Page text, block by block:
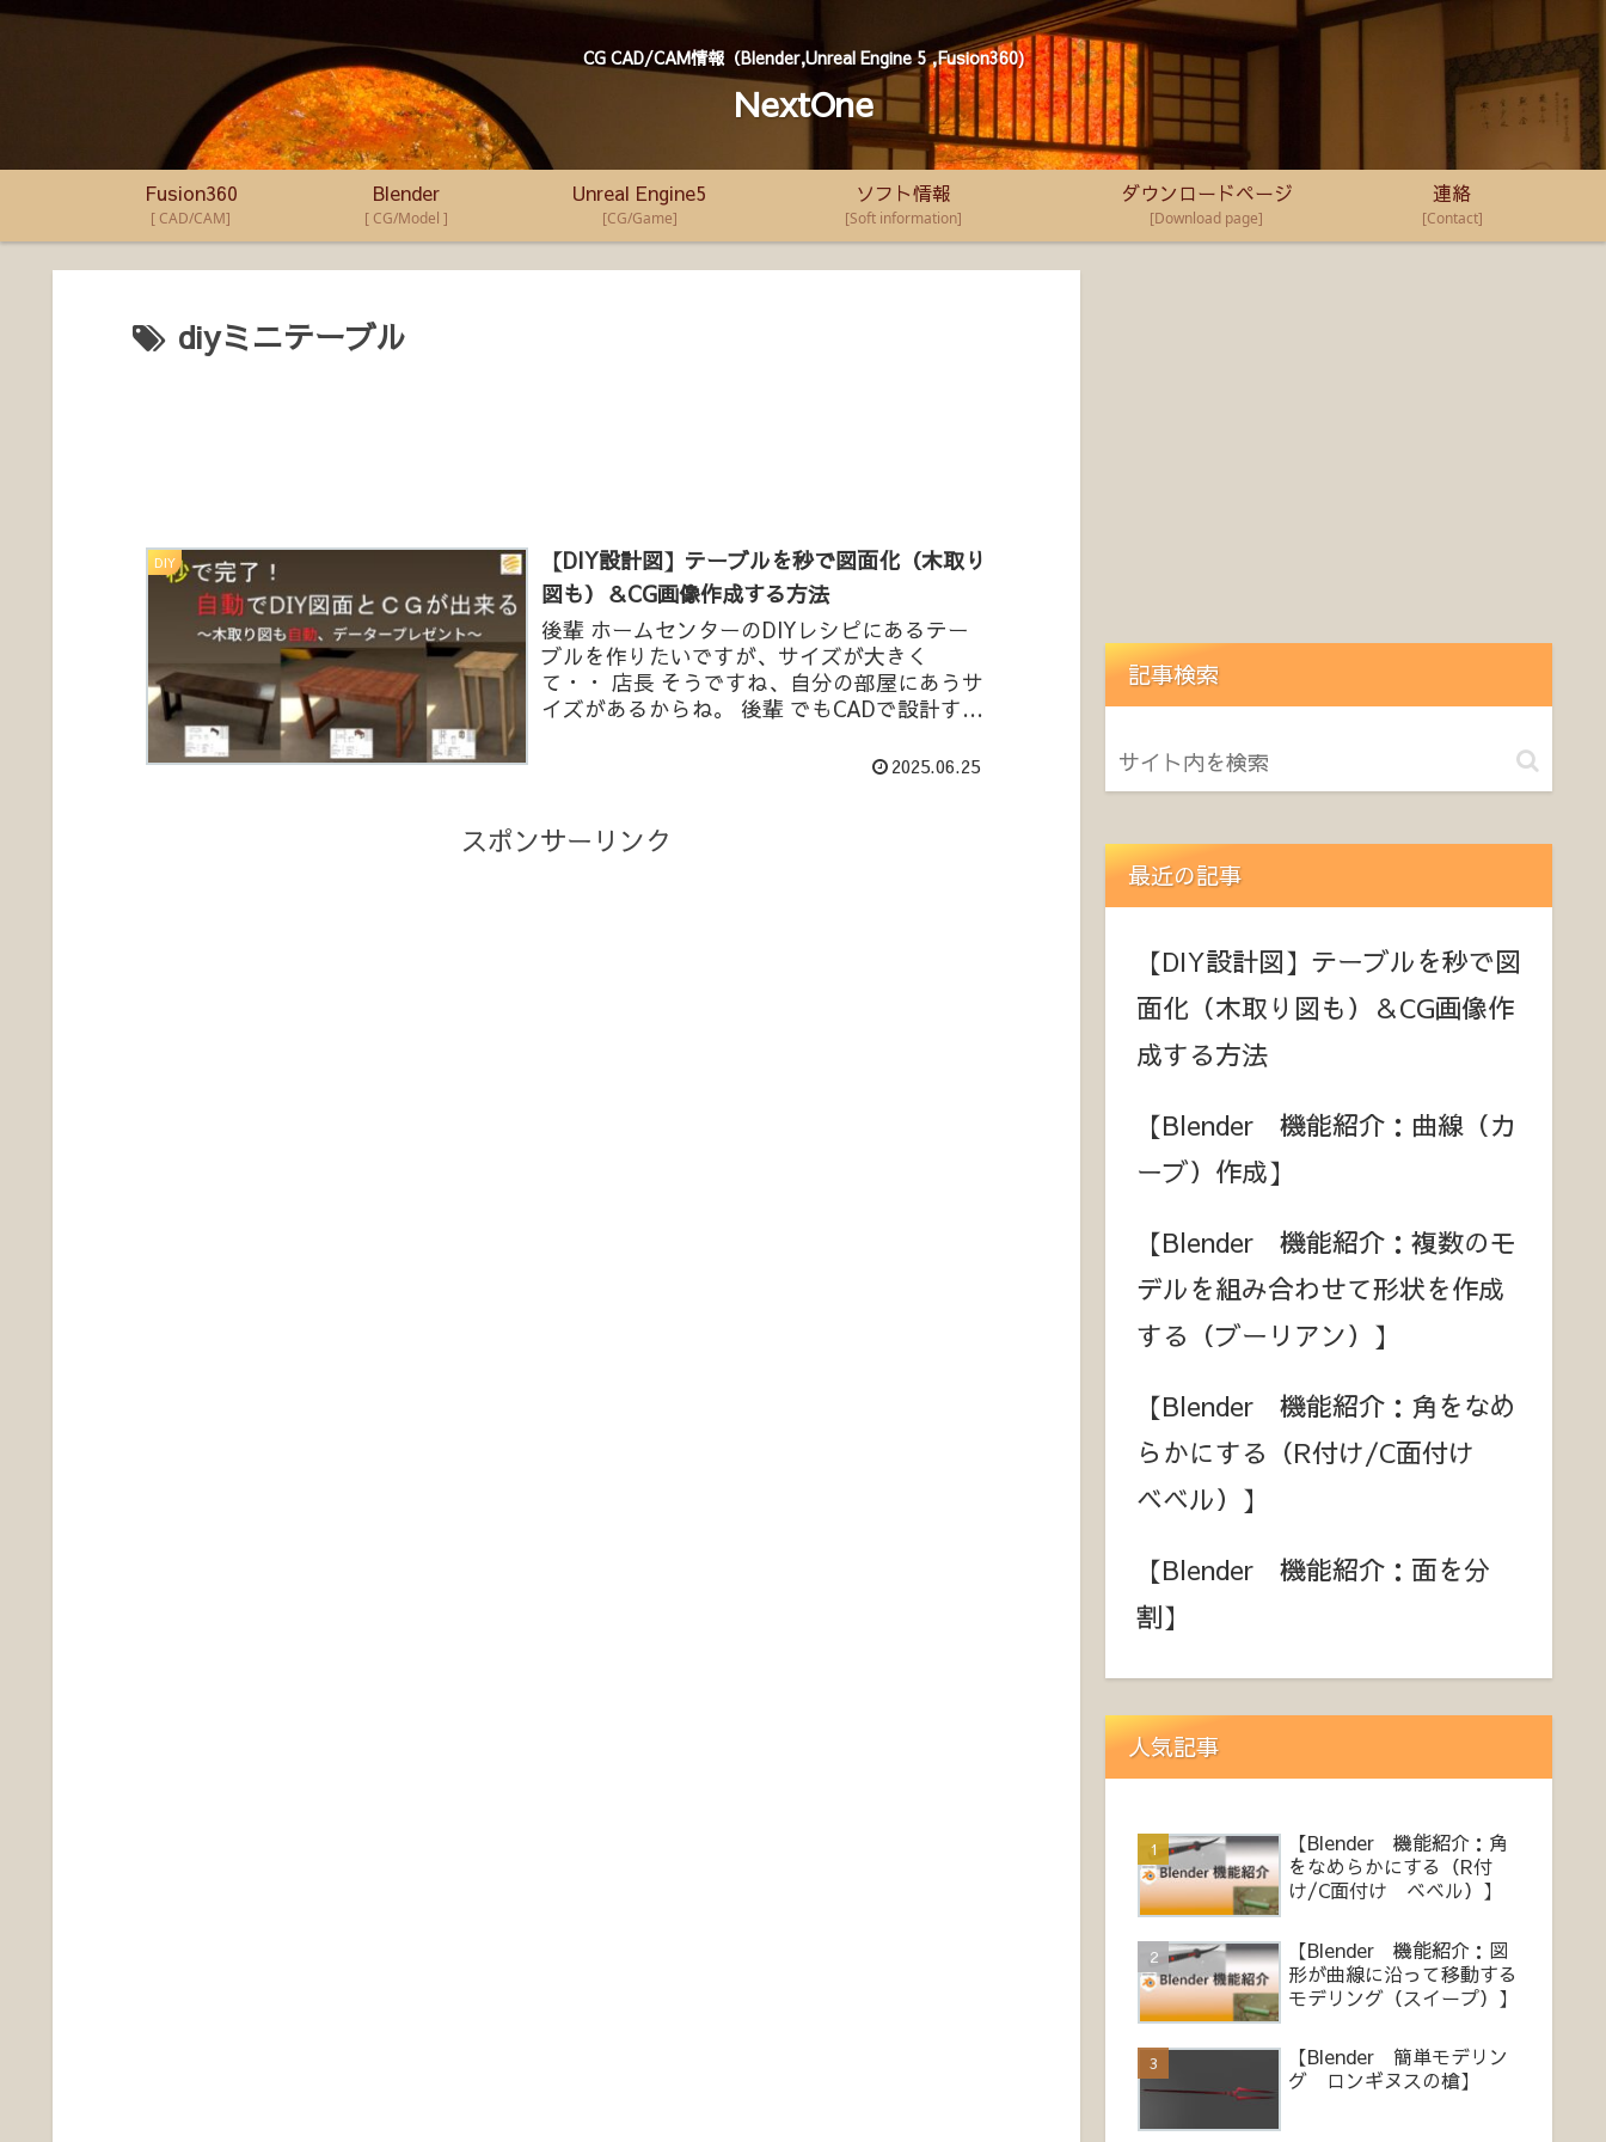
CG CAD/CAM情報（Blender,Unreal Engine 5 ,Fusion360)
NextOne
Fusion360
[ CAD/CAM]
Blender
[ CG/Model ]
Unreal Engine5
[CG/Game]
ソフト情報
[Soft information]
ダウンロードページ
[Download page]
連絡
[Contact]
diyミニテーブル
DIY
【DIY設計図】テーブルを秒で図面化（木取り
図も）＆CG画像作成する方法
後輩 ホームセンターのDIYレシピにあるテー
ブルを作りたいですが、サイズが大きく
て・・ 店長 そうですね、自分の部屋にあうサ
イズがあるからね。 後輩 でもCADで設計する
2025.06.25
スポンサーリンク
記事検索
最近の記事
【DIY設計図】テーブルを秒で図
面化（木取り図も）＆CG画像作
成する方法
【Blender 機能紹介：曲線（カ
ーブ）作成】
【Blender 機能紹介：複数のモ
デルを組み合わせて形状を作成
する（ブーリアン）】
【Blender 機能紹介：角をなめ
らかにする（R付け/C面付け
ベベル）】
【Blender 機能紹介：面を分
割】
人気記事
【Blender 機能紹介：角
をなめらかにする（R付
け/C面付け ベベル）】
【Blender 機能紹介：図
形が曲線に沿って移動する
モデリング（スイープ）】
【Blender 簡単モデリン
グ ロンギヌスの槍】